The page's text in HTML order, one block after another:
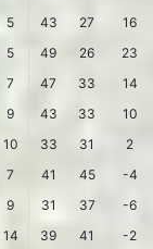
5 43 27
16
5 49 26
23
7 47 33
14
9 43 33
10
10 33 31
2
7 41 45
-4
9 31 37
-6
14 39 41 -2